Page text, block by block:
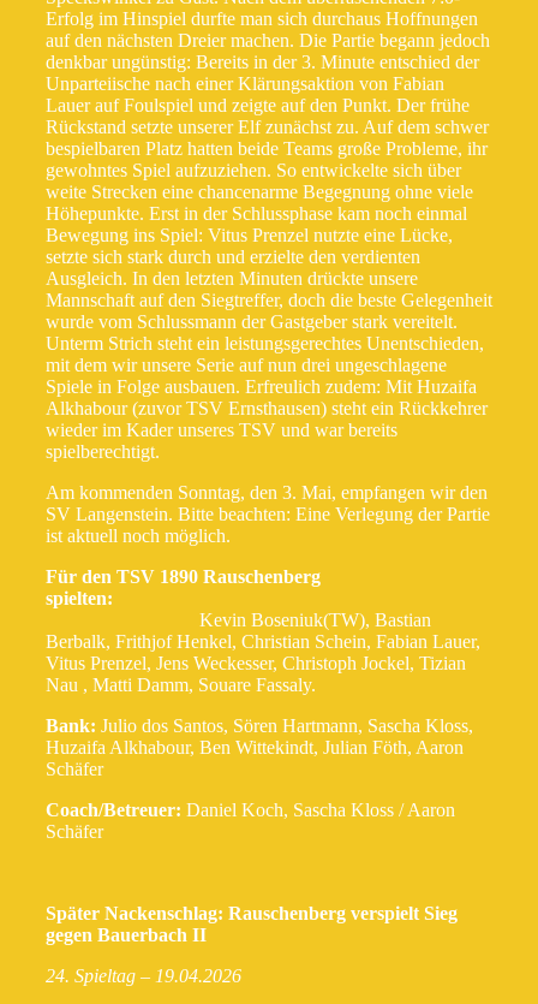
Erfolg im Hinspiel durfte man sich durchaus Hoffnungen
auf den nächsten Dreier machen. Die Partie begann jedoch
denkbar ungünstig: Bereits in der 3. Minute entschied der
Unparteiische nach einer Klärungsaktion von Fabian
Lauer auf Foulspiel und zeigte auf den Punkt. Der frühe
Rückstand setzte unserer Elf zunächst zu. Auf dem schwer
bespielbaren Platz hatten beide Teams große Probleme, ihr
gewohntes Spiel aufzuziehen. So entwickelte sich über
weite Strecken eine chancenarme Begegnung ohne viele
Höhepunkte. Erst in der Schlussphase kam noch einmal
Bewegung ins Spiel: Vitus Prenzel nutzte eine Lücke,
setzte sich stark durch und erzielte den verdienten
Ausgleich. In den letzten Minuten drückte unsere
Mannschaft auf den Siegtreffer, doch die beste Gelegenheit
wurde vom Schlussmann der Gastgeber stark vereitelt.
Unterm Strich steht ein leistungsgerechtes Unentschieden,
mit dem wir unsere Serie auf nun drei ungeschlagene
Spiele in Folge ausbauen. Erfreulich zudem: Mit Huzaifa
Alkhabour (zuvor TSV Ernsthausen) steht ein Rückkehrer
wieder im Kader unseres TSV und war bereits
spielberechtigt.
Am kommenden Sonntag, den 3. Mai, empfangen wir den
SV Langenstein. Bitte beachten: Eine Verlegung der Partie
ist aktuell noch möglich.
Für den TSV 1890 Rauschenberg
spielten:
Kevin Boseniuk(TW), Bastian
Berbalk, Frithjof Henkel, Christian Schein, Fabian Lauer,
Vitus Prenzel, Jens Weckesser, Christoph Jockel, Tizian
Nau , Matti Damm, Souare Fassaly.
Bank: Julio dos Santos, Sören Hartmann, Sascha Kloss,
Huzaifa Alkhabour, Ben Wittekindt, Julian Föth, Aaron
Schäfer
Coach/Betreuer: Daniel Koch, Sascha Kloss / Aaron
Schäfer
Später Nackenschlag: Rauschenberg verspielt Sieg
gegen Bauerbach II
24. Spieltag – 19.04.2026